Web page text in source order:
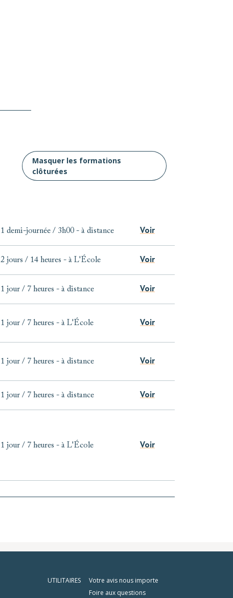
Masquer les formations
clôturées
1 demi-journée / 3h00- à distance Voir
2 jours / 14 heures - à L'École Voir
1 jour / 7 heures - à distance Voir
1 jour / 7 heures - à L'École Voir
1 jour / 7 heures - à distance Voir
1 jour / 7 heures - à distance Voir
1 jour / 7 heures - à L'École Voir
UTILITAIRES
Votre avis nous importe
Foire aux questions